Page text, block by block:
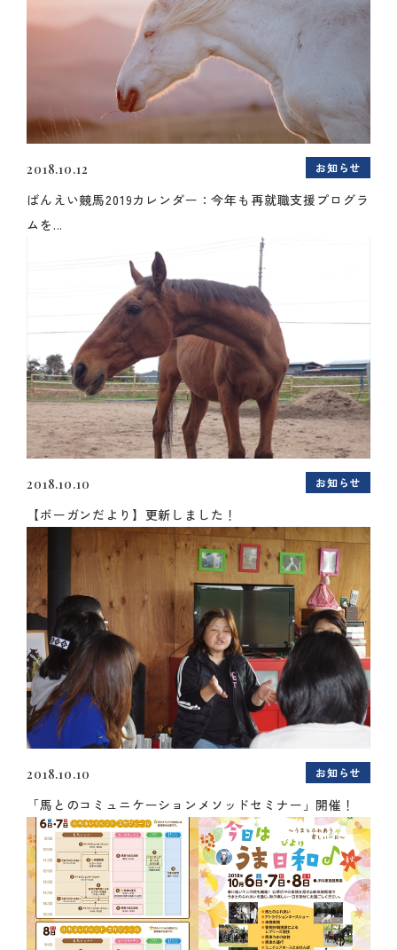
2018.10.12 お知らせ
ばんえい競馬2019カレンダー：今年も再就職支援プログラ
ムを...
2018.10.10 お知らせ
【ボーガンだより】更新しました！
2018.10.10 お知らせ
「馬とのコミュニケーションメソッドセミナー」開催！